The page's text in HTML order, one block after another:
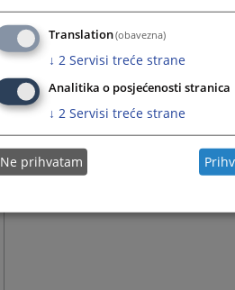
Translation(obavezna)
↓ 2 Servisi treće strane
Analitika o posjećenosti stranica
↓ 2 Servisi treće strane
Ne prihvatam